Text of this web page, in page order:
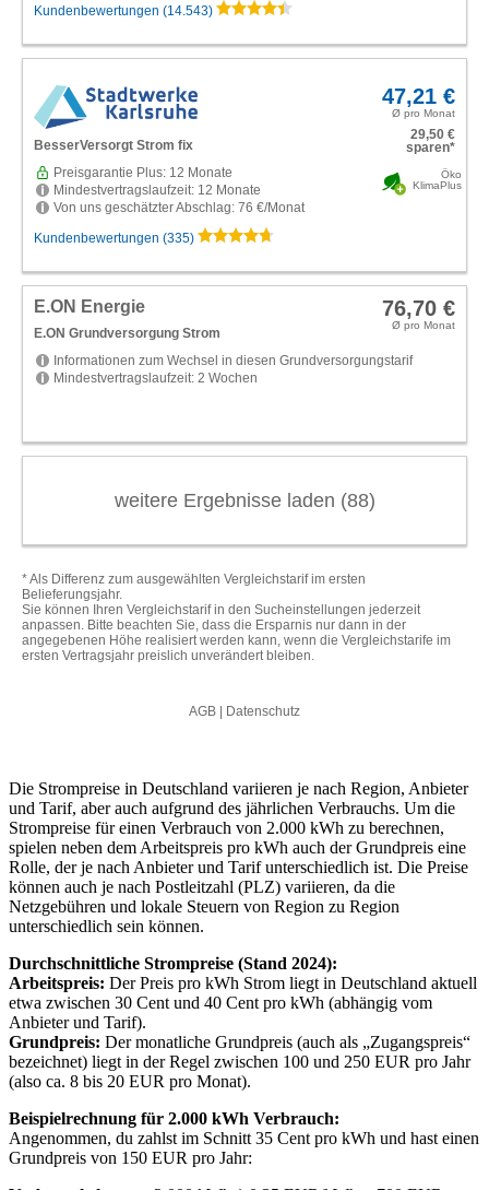
Die Strompreise in Deutschland variieren je nach Region, Anbieter
und Tarif, aber auch aufgrund des jährlichen Verbrauchs. Um die
Strompreise für einen Verbrauch von 2.000 kWh zu berechnen,
spielen neben dem Arbeitspreis pro kWh auch der Grundpreis eine
Rolle, der je nach Anbieter und Tarif unterschiedlich ist. Die Preise
können auch je nach Postleitzahl (PLZ) variieren, da die
Netzgebühren und lokale Steuern von Region zu Region
unterschiedlich sein können.
Durchschnittliche Strompreise (Stand 2024):
Arbeitspreis: Der Preis pro kWh Strom liegt in Deutschland aktuell
etwa zwischen 30 Cent und 40 Cent pro kWh (abhängig vom
Anbieter und Tarif).
Grundpreis: Der monatliche Grundpreis (auch als „Zugangspreis“
bezeichnet) liegt in der Regel zwischen 100 und 250 EUR pro Jahr
(also ca. 8 bis 20 EUR pro Monat).
Beispielrechnung für 2.000 kWh Verbrauch:
Angenommen, du zahlst im Schnitt 35 Cent pro kWh und hast einen
Grundpreis von 150 EUR pro Jahr: